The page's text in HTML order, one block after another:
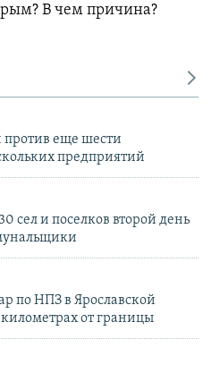
В чем причина?
против еще шести
предприятий
сел и поселков второй день
по НПЗ в Ярославской
от границы